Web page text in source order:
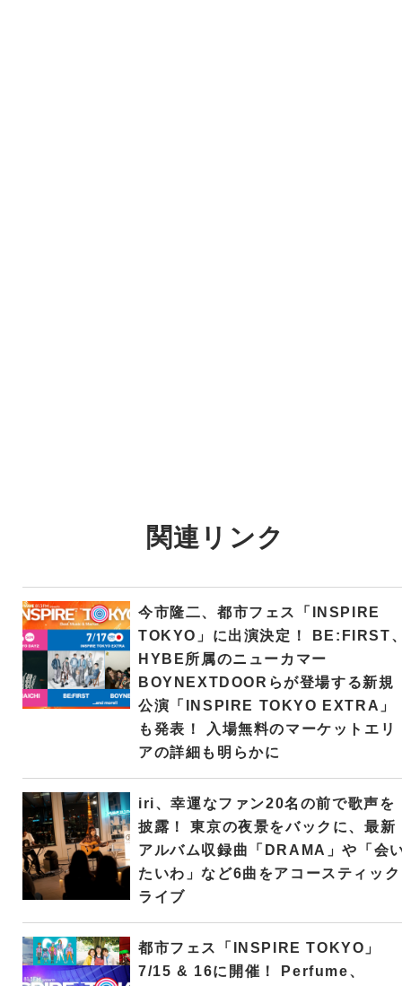
関連リンク
今市隆二、都市フェス「INSPIRE
TOKYO」に出演決定！ BE:FIRST
HYBE所属のニューカマー
BOYNEXTDOORらが登場する新規
公演「INSPIRE TOKYO EXTRA」
も発表！ 入場無料のマーケットエリ
アの詳細も明らかに
iri、幸運なファン20名の前で歌声を
披露！ 東京の夜景をバックに、最新
アルバム収録曲「DRAMA」や「会
たいわ」など6曲をアコースティック
ライブ
都市フェス「INSPIRE TOKYO」
7/15 & 16に開催！ Perfume、